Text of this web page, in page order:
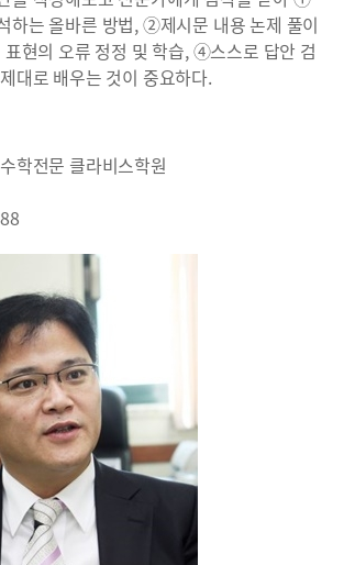
하는 올바른 방법, ②제시문 내용 논제 풀이
현의 오류 정정 및 학습, ④스스로 답안 검
대로 배우는 것이 중요하다.
학전문 클라비스학원